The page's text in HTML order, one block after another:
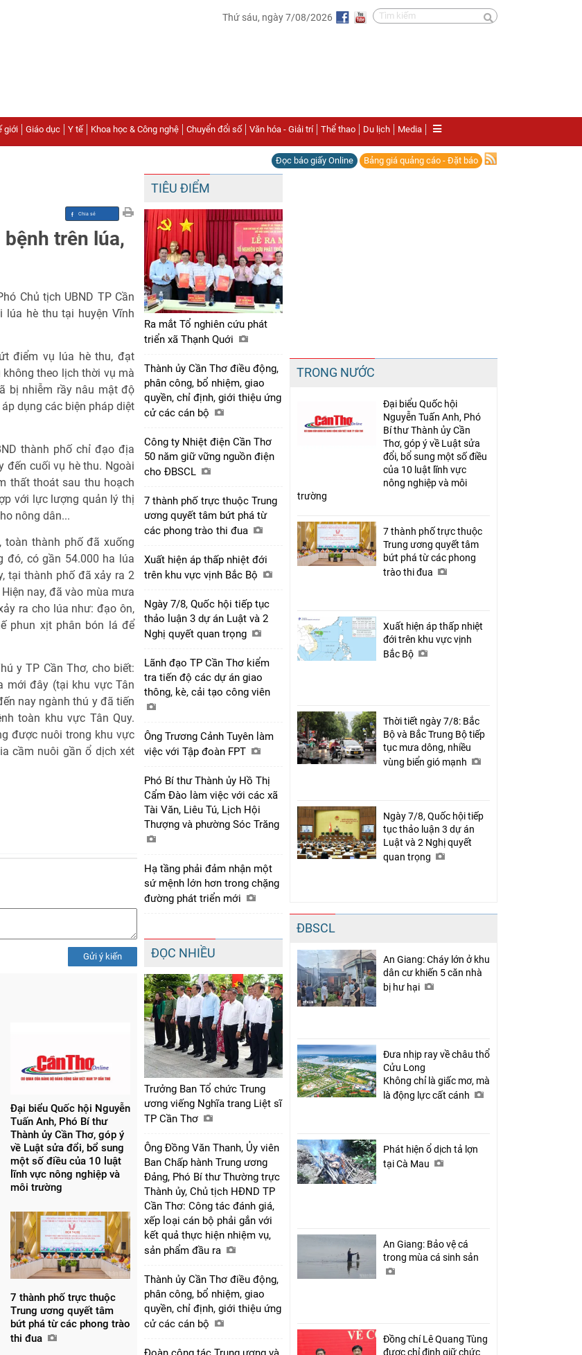
Thứ sáu, ngày 7/08/2026
giới Giáo dục Y tế Khoa học & Công nghệ Chuyển đổi số Văn hóa - Giải trí Thể thao Du lịch Media
Đọc báo giấy Online Bảng giá quảng cáo - Đặt báo
Chia sẻ
Facebook
trên lúa,
Chủ tịch UBND TP Cần
lúa hè thu tại huyện Vĩnh
điểm vụ lúa hè thu, đạt
theo lịch thời vụ mà
bị nhiễm rầy nâu mật độ
dụng các biện pháp diệt
thành phố chỉ đạo địa
đến cuối vụ hè thu. Ngoài
thất thoát sau thu hoạch
với lực lượng quản lý thị
nông dân...
toàn thành phố đã xuống
đó, có gần 54.000 ha lúa
tại thành phố đã xảy ra 2
nay, đã vào mùa mưa
ra cho lúa như: đạo ôn,
phun xịt phân bón lá để
y TP Cần Thơ, cho biết:
mới đây (tại khu vực Tân
nay ngành thú y đã tiến
toàn khu vực Tân Quy.
được nuôi trong khu vực
cầm nuôi gần ổ dịch xét
Gửi ý kiến
Đại biểu Quốc hội Nguyễn
Tuấn Anh, Phó Bí thư
Thành ủy Cần Thơ, góp ý
về Luật sửa đổi, bổ sung
một số điều của 10 luật
lĩnh vực nông nghiệp và
môi trường
7 thành phố trực thuộc
Trung ương quyết tâm
bứt phá từ các phong trào
thi đua
TIÊU ĐIỂM
Ra mắt Tổ nghiên cứu phát
triển xã Thạnh Quới
Thành ủy Cần Thơ điều động,
phân công, bổ nhiệm, giao
quyền, chỉ định, giới thiệu ứng
cử các cán bộ
Công ty Nhiệt điện Cần Thơ
50 năm giữ vững nguồn điện
cho ĐBSCL
7 thành phố trực thuộc Trung
ương quyết tâm bứt phá từ
các phong trào thi đua
Xuất hiện áp thấp nhiệt đới
trên khu vực vịnh Bắc Bộ
Ngày 7/8, Quốc hội tiếp tục
thảo luận 3 dự án Luật và 2
Nghị quyết quan trọng
Lãnh đạo TP Cần Thơ kiểm
tra tiến độ các dự án giao
thông, kè, cải tạo công viên
Ông Trương Cảnh Tuyên làm
việc với Tập đoàn FPT
Phó Bí thư Thành ủy Hồ Thị
Cẩm Đào làm việc với các xã
Tài Văn, Liêu Tú, Lịch Hội
Thượng và phường Sóc Trăng
Hạ tầng phải đảm nhận một
sứ mệnh lớn hơn trong chặng
đường phát triển mới
ĐỌC NHIỀU
Trưởng Ban Tổ chức Trung
ương viếng Nghĩa trang Liệt sĩ
TP Cần Thơ
Ông Đồng Văn Thanh, Ủy viên
Ban Chấp hành Trung ương
Đảng, Phó Bí thư Thường trực
Thành ủy, Chủ tịch HĐND TP
Cần Thơ: Công tác đánh giá,
xếp loại cán bộ phải gắn với
kết quả thực hiện nhiệm vụ,
sản phẩm đầu ra
Thành ủy Cần Thơ điều động,
phân công, bổ nhiệm, giao
quyền, chỉ định, giới thiệu ứng
cử các cán bộ
TRONG NƯỚC
Đại biểu Quốc hội
Nguyễn Tuấn Anh, Phó
Bí thư Thành ủy Cần
Thơ, góp ý về Luật sửa
đổi, bổ sung một số điều
của 10 luật lĩnh vực
nông nghiệp và môi
trường
7 thành phố trực thuộc
Trung ương quyết tâm
bứt phá từ các phong
trào thi đua
Xuất hiện áp thấp nhiệt
đới trên khu vực vịnh
Bắc Bộ
Thời tiết ngày 7/8: Bắc
Bộ và Bắc Trung Bộ tiếp
tục mưa dông, nhiều
vùng biển gió mạnh
Ngày 7/8, Quốc hội tiếp
tục thảo luận 3 dự án
Luật và 2 Nghị quyết
quan trọng
ĐBSCL
An Giang: Cháy lớn ở khu
dân cư khiến 5 căn nhà
bị hư hại
Đưa nhịp ray về châu thổ
Cửu Long
Không chỉ là giấc mơ, mà
là động lực cất cánh
Phát hiện ổ dịch tả lợn
tại Cà Mau
An Giang: Bảo vệ cá
trong mùa cá sinh sản
Đồng chí Lê Quang Tùng
được chỉ định giữ chức